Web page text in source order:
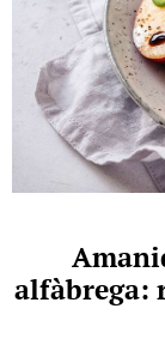
alfàbrega: